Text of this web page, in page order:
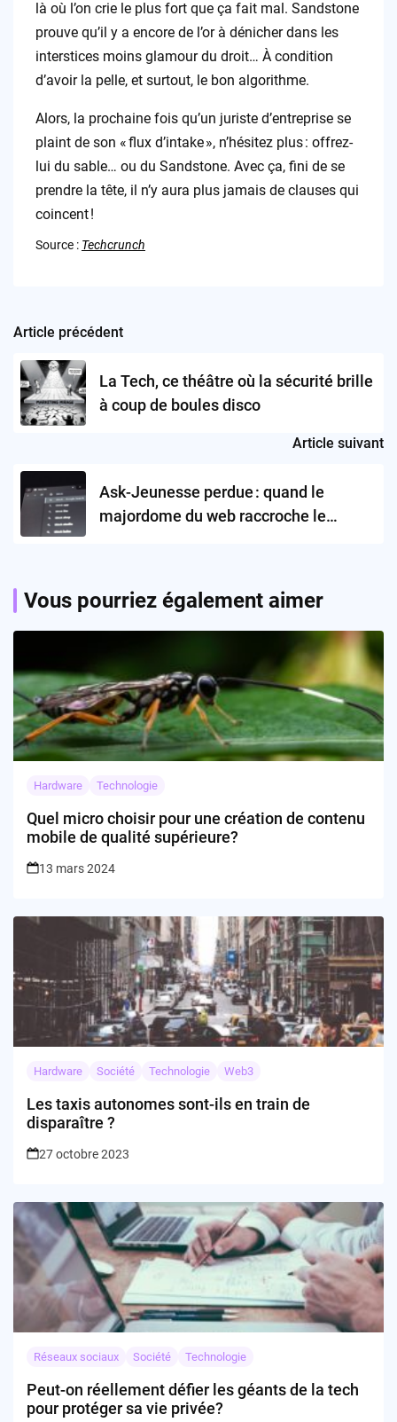
là où l’on crie le plus fort que ça fait mal. Sandstone
prouve qu’il y a encore de l’or à dénicher dans les
interstices moins glamour du droit… À condition
d’avoir la pelle, et surtout, le bon algorithme.
Alors, la prochaine fois qu’un juriste d’entreprise se
plaint de son « flux d’intake », n’hésitez plus : offrez-
lui du sable… ou du Sandstone. Avec ça, fini de se
prendre la tête, il n’y aura plus jamais de clauses qui
coincent !
Source : Techcrunch
Post
navigation
Article précédent
La Tech, ce théâtre où la sécurité brille
à coup de boules disco
Article suivant
Ask-Jeunesse perdue : quand le
majordome du web raccroche le
Vous pourriez également aimer
Hardware Technologie
Quel micro choisir pour une création de contenu
mobile de qualité supérieure?
13 mars 2024
Hardware Société Technologie Web3
Les taxis autonomes sont-ils en train de
disparaître ?
27 octobre 2023
Réseaux sociaux Société Technologie
Peut-on réellement défier les géants de la tech
pour protéger sa vie privée?